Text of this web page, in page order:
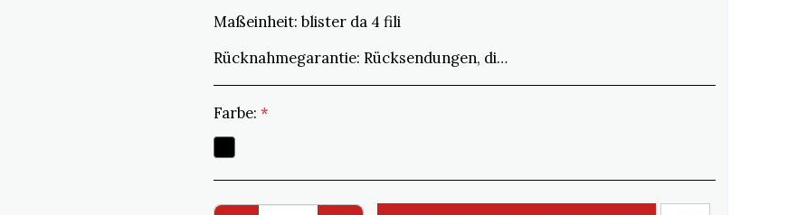
Maßeinheit: blister da 4 fili
Rücknahmegarantie: Rücksendungen, die nicht der Bestellung entsprechen, werden innerhalb von 15 Tagen akzeptiert. Der Versand muss vom Kunden bezahlt werden
Farbe: *